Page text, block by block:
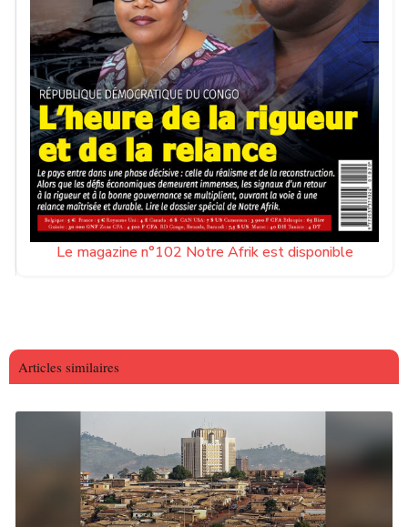
Le magazine n°102 Notre Afrik est disponible
Articles similaires